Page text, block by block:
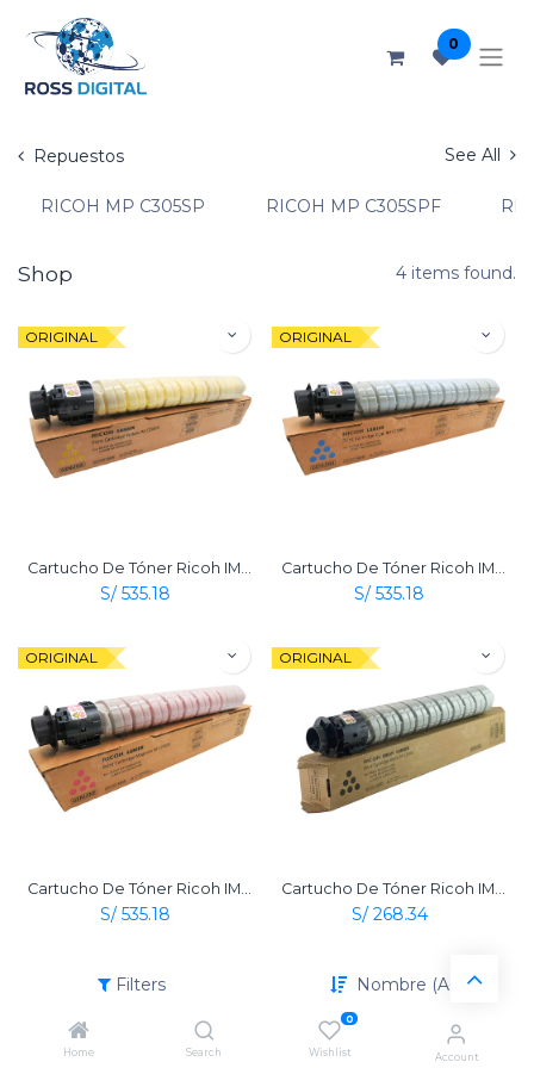
Filters Nombre (A-Z)
Home Search
0
Wishlist Account
0
Repuestos See All
RICOH MP C305SP RICOH MP C305SPF
Shop 4 items found.
ORIGINAL
S/ 535.18
ORIGINAL
S/ 535.18
ORIGINAL
S/ 535.18
ORIGINAL
S/ 268.34